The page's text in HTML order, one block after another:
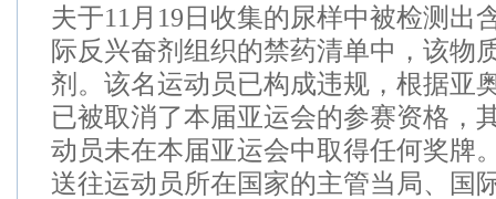
夫于11月19日收集的尿样中被检测出
际反兴奋剂组织的禁药清单中，该物
剂。该名运动员已构成违规，根据亚
已被取消了本届亚运会的参赛资格，
动员未在本届亚运会中取得任何奖牌
送往运动员所在国家的主管当局、国